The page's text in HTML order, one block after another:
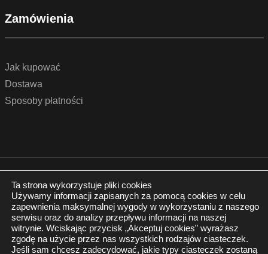
Zamówienia
Jak kupować
Dostawa
Sposoby płatności
© 2022 by podlogidrzwi.eu
Wszystkie prawa zastrzeżone
Polityka prywatności
Realizacja:
Ta strona wykorzystuje pliki cookies
Używamy informacji zapisanych za pomocą cookies w celu
zapewnienia maksymalnej wygody w wykorzystaniu z naszego
serwisu oraz do analizy przepływu informacji na naszej
witrynie. Wciskając przycisk „Akceptuj cookies” wyrażasz
zgodę na użycie przez nas wszystkich rodzajów ciasteczek.
Jeśli sam chcesz zadecydować, jakie typy ciasteczek zostaną